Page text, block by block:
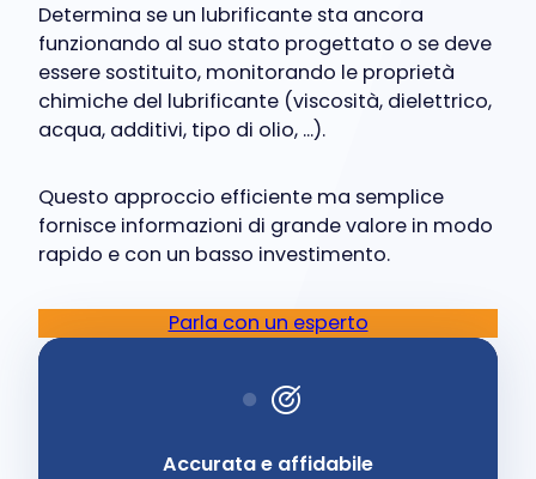
Accurata e affidabile
Determina se un lubrificante sta ancora
funzionando al suo stato progettato o se deve
essere sostituito, monitorando le proprietà
chimiche del lubrificante (viscosità, dielettrico,
acqua, additivi, tipo di olio, …).
Questo approccio efficiente ma semplice
fornisce informazioni di grande valore in modo
rapido e con un basso investimento.
Parla con un esperto